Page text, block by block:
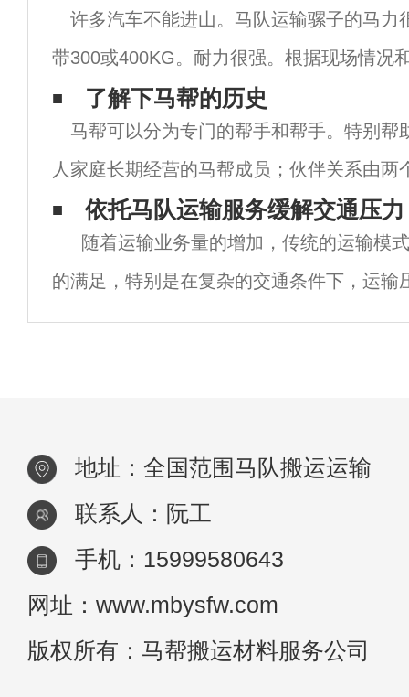
许多汽车不能进山。马队运输骡子的马力
带300或400KG。耐力很强。根据现场情况
以看到骡子可以把4000-8000公斤的货物带
坡抵挡不住钢巨石，坚决到达目的地
了解下马帮的历史
马帮可以分为专门的帮手和帮手。特别帮
人家庭长期经营的马帮成员；伙伴关系由两
组成，属于短期性质。在这个神秘的群体中
忌。俗话说三分之三的人生，这句话乍一看
依托马队运输服务缓解交通压力
随着运输业务量的增加，传统的运输模
的满足，特别是在复杂的交通条件下，运输
从这个角度来看，整合高质量的运输资源，
地址：全国范围马队搬运运输
联系人：阮工
手机：15999580643
网址：www.mbysfw.com
版权所有：马帮搬运材料服务公司